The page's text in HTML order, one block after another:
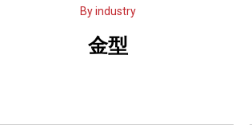
ップNavi改善データベースアプリ
販売店
お見積り依頼
By industry
金型